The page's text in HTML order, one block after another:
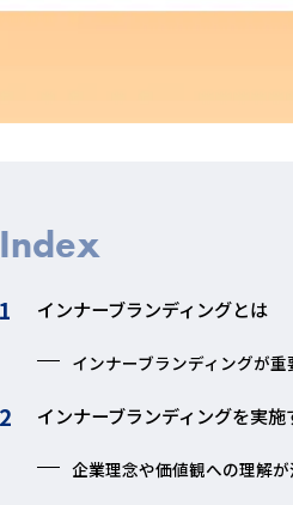
Index
インナーブランディングとは
インナーブランディングが
インナーブランディングを実
企業理念や価値観への理解が